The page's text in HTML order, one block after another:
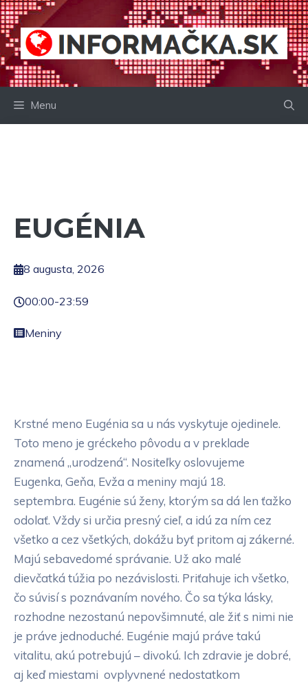
Preskočiť
na
obsah
Menu
EUGÉNIA
8 augusta, 2026
00:00-23:59
Meniny
Krstné meno Eugénia sa u nás vyskytuje ojedinele.
Toto meno je gréckeho pôvodu a v preklade
znamená „urodzená“. Nositeľky oslovujeme
Eugenka, Geňa, Evža a meniny majú 18.
septembra. Eugénie sú ženy, ktorým sa dá len ťažko
odolať. Vždy si určia presný cieľ, a idú za ním cez
všetko a cez všetkých, dokážu byť pritom aj zákerné.
Majú sebavedomé správanie. Už ako malé
dievčatká túžia po nezávislosti. Priťahuje ich všetko,
čo súvisí s poznávaním nového. Čo sa týka lásky,
rozhodne nezostanú nepovšimnuté, ale žiť s nimi nie
je práve jednoduché. Eugénie majú práve takú
vitalitu, akú potrebujú – divokú. Ich zdravie je dobré,
aj keď miestami ovplyvnené nedostatkom